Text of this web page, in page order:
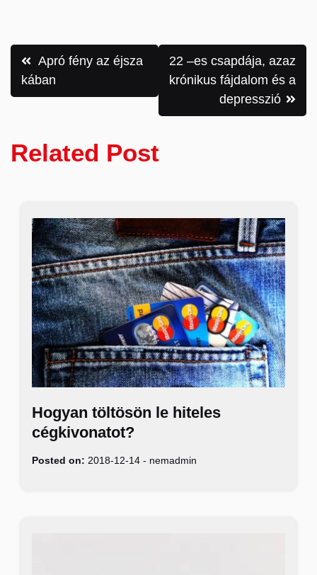
Bejegyzés
navigáció
Apró fény az éjsza
kában
22 –es csapdája, azaz
krónikus fájdalom és a
depresszió
Related Post
Hogyan töltösön le hiteles
cégkivonatot?
Posted on: 2018-12-14 - nemadmin